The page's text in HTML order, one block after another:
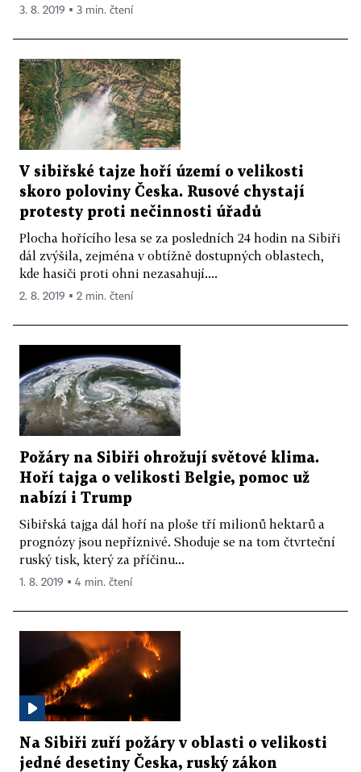
3. 8. 2019 ▪ 3 min. čtení
V sibiřské tajze hoří území o velikosti
skoro poloviny Česka. Rusové chystají
protesty proti nečinnosti úřadů
Plocha hořícího lesa se za posledních 24 hodin na Sibiři
dál zvýšila, zejména v obtížně dostupných oblastech,
kde hasiči proti ohni nezasahují....
2. 8. 2019 ▪ 2 min. čtení
Požáry na Sibiři ohrožují světové klima.
Hoří tajga o velikosti Belgie, pomoc už
nabízí i Trump
Sibiřská tajga dál hoří na ploše tří milionů hektarů a
prognózy jsou nepříznivé. Shoduje se na tom čtvrteční
ruský tisk, který za příčinu...
1. 8. 2019 ▪ 4 min. čtení
Na Sibiři zuří požáry v oblasti o velikosti
jedné desetiny Česka, ruský zákon